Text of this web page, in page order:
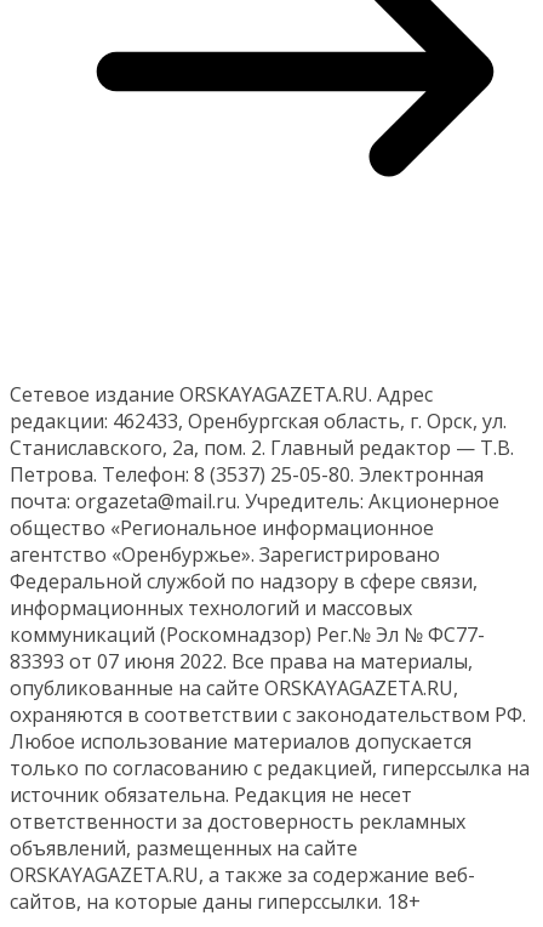
Сетевое издание ORSKAYAGAZETA.RU. Адрес
редакции: 462433, Оренбургская область, г. Орск, ул.
Станиславского, 2а, пом. 2. Главный редактор — Т.В.
Петрова. Телефон: 8 (3537) 25-05-80. Электронная
почта: orgazeta@mail.ru. Учредитель: Акционерное
общество «Региональное информационное
агентство «Оренбуржье». Зарегистрировано
Федеральной службой по надзору в сфере связи,
информационных технологий и массовых
коммуникаций (Роскомнадзор) Рег.№ Эл № ФС77-
83393 от 07 июня 2022. Все права на материалы,
опубликованные на сайте ORSKAYAGAZETA.RU,
охраняются в соответствии с законодательством РФ.
Любое использование материалов допускается
только по согласованию с редакцией, гиперссылка на
источник обязательна. Редакция не несет
ответственности за достоверность рекламных
объявлений, размещенных на сайте
ORSKAYAGAZETA.RU, а также за содержание веб-
сайтов, на которые даны гиперссылки. 18+